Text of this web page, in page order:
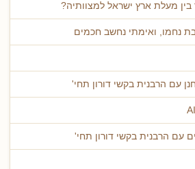
מעלת ארץ ישראל למצוותיה?
נחמו, ואימתי נחשב חכמים
עם הרבנית בקשי דורון תחי'
עם הרבנית בקשי דורון תחי'